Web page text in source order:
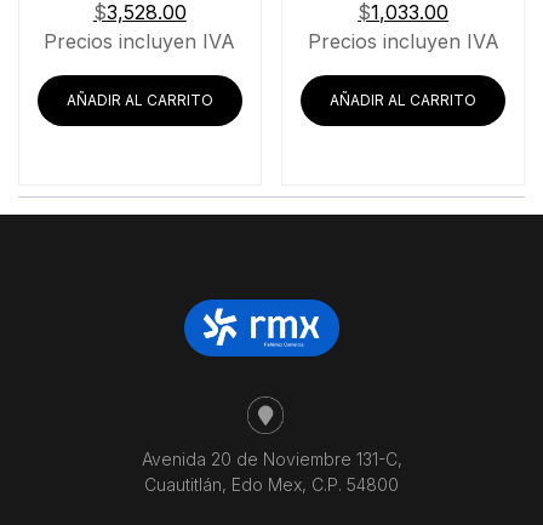
$3,528.00
Precios incluyen IVA
AÑADIR AL CARRITO
$1,033.00
Precios incluyen IVA
AÑADIR AL CARRITO
Avenida 20 de Noviembre 131-C,
Cuautitlán, Edo Mex, C.P. 54800